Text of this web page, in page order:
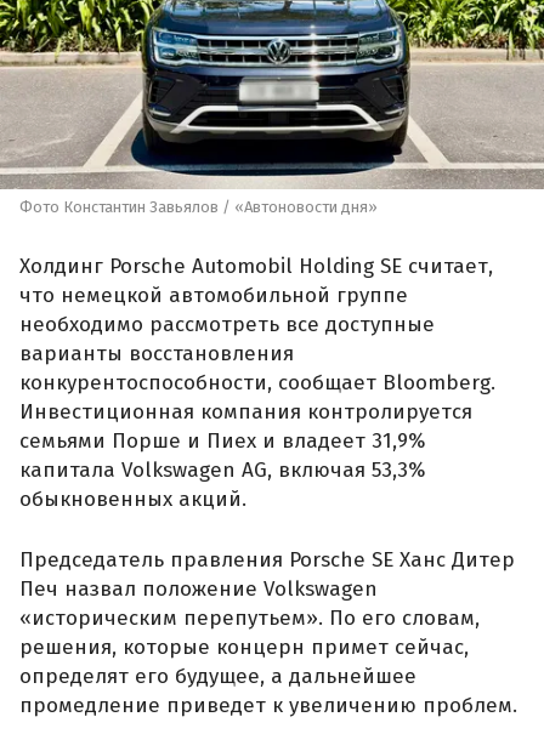
Фото Константин Завьялов / «Автоновости дня»
Холдинг Porsche Automobil Holding SE считает,
что немецкой автомобильной группе
необходимо рассмотреть все доступные
варианты восстановления
конкурентоспособности, сообщает Bloomberg.
Инвестиционная компания контролируется
семьями Порше и Пиех и владеет 31,9%
капитала Volkswagen AG, включая 53,3%
обыкновенных акций.
Председатель правления Porsche SE Ханс Дитер
Печ назвал положение Volkswagen
«историческим перепутьем». По его словам,
решения, которые концерн примет сейчас,
определят его будущее, а дальнейшее
промедление приведет к увеличению проблем.